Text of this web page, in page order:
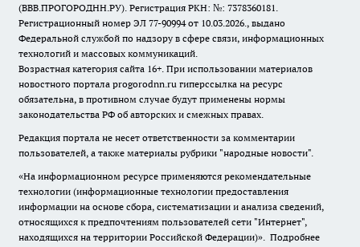
(ВВВ.ПРОГОРОДНН.РУ). Регистрация РКН: №: 7378360181.
Регистрационный номер ЭЛ 77-90994 от 10.03.2026., выдано
Федеральной службой по надзору в сфере связи, информационных
технологий и массовых коммуникаций.
Возрастная категория сайта 16+. При использовании материалов
новостного портала progorodnn.ru гиперссылка на ресурс
обязательна, в противном случае будут применены нормы
законодательства РФ об авторских и смежных правах.
Редакция портала не несет ответственности за комментарии
пользователей, а также материалы рубрики "народные новости".
«На информационном ресурсе применяются рекомендательные
технологии (информационные технологии предоставления
информации на основе сбора, систематизации и анализа сведений,
относящихся к предпочтениям пользователей сети "Интернет",
находящихся на территории Российской Федерации)». Подробнее